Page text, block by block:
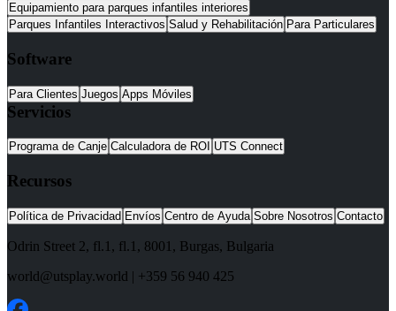
Equipamiento para parques infantiles interiores
Parques Infantiles Interactivos Salud y Rehabilitación Para Particulares
Software
Para Clientes Juegos Apps Móviles
Servicios
Programa de Canje Calculadora de ROI UTS Connect
Recursos
Política de Privacidad Envíos Centro de Ayuda Sobre Nosotros Contacto
Odrin Street 2, fl.1 , fl.1, 8001 , Burgas, Bulgaria
world@utsplay.world | +359 56 940 425